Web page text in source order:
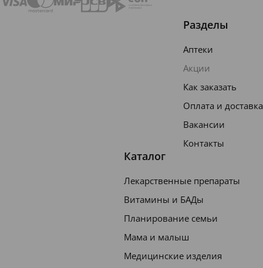
птики,
Разделы
Аптеки
Акции
Как заказать
Оплата и доставка
Вакансии
Контакты
Каталог
Лекарственные препараты
Витамины и БАДы
Планирование семьи
Мама и малыш
Медицинские изделия